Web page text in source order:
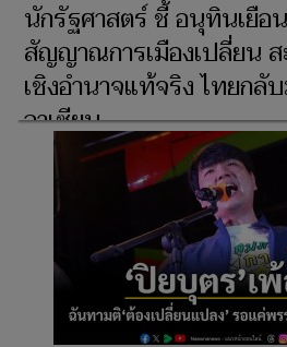
นักรัฐศาสตร์ ชี้ อนุทินเยือ
สัญญาณการเมืองเปลี่ยน
เชิงอำนาจแท้จริง ไทยกลั
อาเซียน